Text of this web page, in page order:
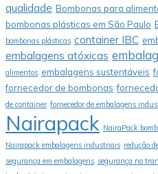
qualidade Bombonas para
bombonas plásticas em São Paulo
bombonas plásticas container IBC
embalagens atóxicas
alimentos embalagens sustentáveis
fornecedor de bombonas
de container fornecedor de embalagens
Nairapack NairaPack
Nairapack embalagens industriais redução
segurança em embalagens segurança no